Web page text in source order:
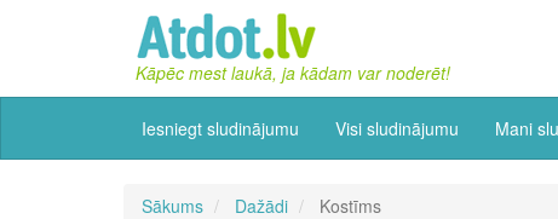
Kāpēc mest laukā, ja kādam var noderēt!
Iesniegt sludinājumu Visi sludinājumu Mani
Sākums Dažādi Kostīms